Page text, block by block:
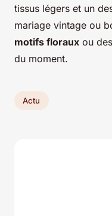
tissus légers et un
mariage vintage ou
motifs floraux ou
du moment.
Actu